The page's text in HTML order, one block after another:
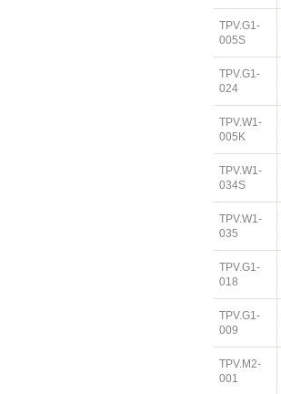
TPV.G1-
005S
TPV.G1-
024
TPV.W1-
005K
TPV.W1-
034S
TPV.W1-
035
TPV.G1-
018
TPV.G1-
009
TPV.M2-
001